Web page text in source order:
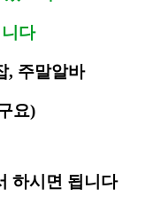
다
, 주말알바
요)
하시면 됩니다